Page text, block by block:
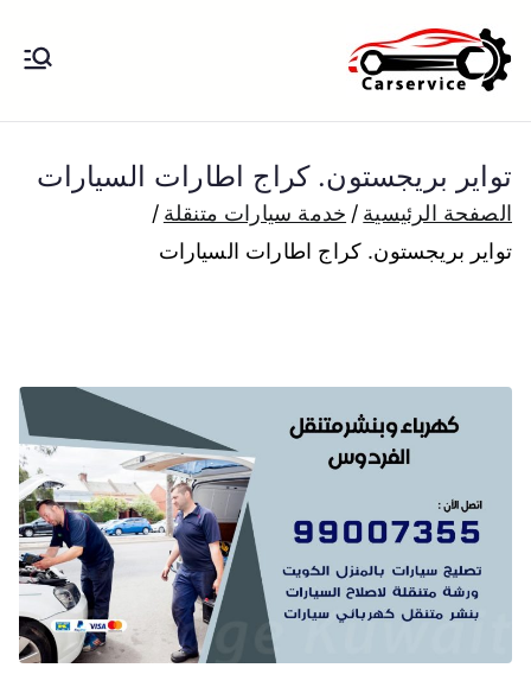
إلى
المحتوى
الكويت
بنشر متنقل الكويت كهرباء وبنشر تبديل
بارخص الاسعار
تواير بريجستون. كراج اطارات السيارات
الصفحة الرئيسية
خدمة سيارات متنقلة
تواير بريجستون. كراج اطارات السيارات